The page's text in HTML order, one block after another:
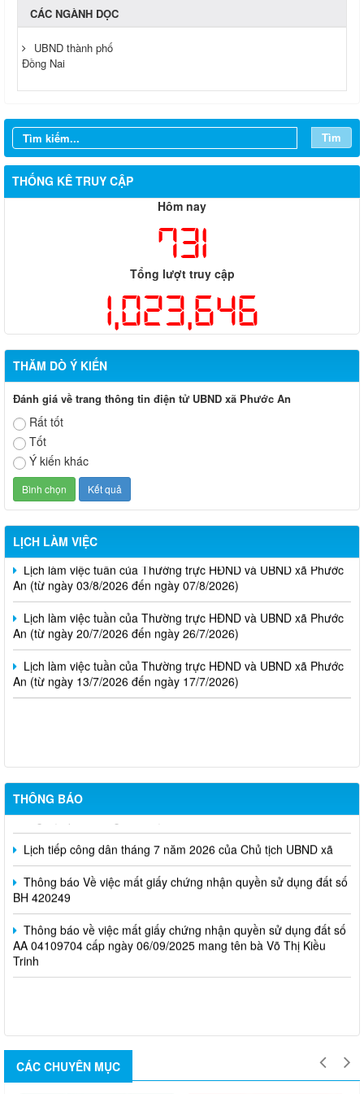
CÁC NGÀNH DỌC
UBND thành phố
Đồng Nai
Tìm
THỐNG KÊ TRUY CẬP
Hôm nay
731
Tổng lượt truy cập
1,023,646
THĂM DÒ Ý KIẾN
Đánh giá về trang thông tin điện tử UBND xã Phước An
Rất tốt
Tốt
Ý kiến khác
LỊCH LÀM VIỆC
Lịch làm việc tuần của Thường trực HĐND và UBND xã Phước
An (từ ngày 10/8/2026 đến ngày 14/8/2026)
Lịch làm việc tuần của Thường trực HĐND và UBND xã Phước
An (từ ngày 03/8/2026 đến ngày 07/8/2026)
Lịch làm việc tuần của Thường trực HĐND và UBND xã Phước
An (từ ngày 20/7/2026 đến ngày 26/7/2026)
Lịch làm việc tuần của Thường trực HĐND và UBND xã Phước
An (từ ngày 13/7/2026 đến ngày 17/7/2026)
THÔNG BÁO
Tuyển sinh lớp 10 Chương trình giáo dục thường xuyên cấp
Trung học phổ thông năm học 2026 - 2027
Lịch tiếp công dân tháng 7 năm 2026 của Chủ tịch UBND xã
Thông báo Về việc mất giấy chứng nhận quyền sử dụng đất số
BH 420249
Thông báo về việc mất giấy chứng nhận quyền sử dụng đất số
AA 04109704 cấp ngày 06/09/2025 mang tên bà Võ Thị Kiều
Trinh
CÁC CHUYÊN MỤC